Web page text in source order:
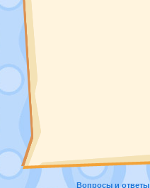
Вопросы и ответы